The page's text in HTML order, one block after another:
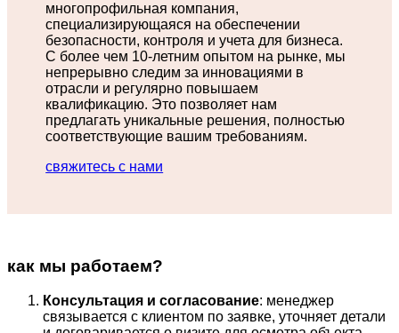
многопрофильная компания,
специализирующаяся на обеспечении
безопасности, контроля и учета для бизнеса.
С более чем 10-летним опытом на рынке, мы
непрерывно следим за инновациями в
отрасли и регулярно повышаем
квалификацию. Это позволяет нам
предлагать уникальные решения, полностью
соответствующие вашим требованиям.
свяжитесь с нами
как мы работаем?
Консультация и согласование: менеджер
связывается с клиентом по заявке, уточняет детали